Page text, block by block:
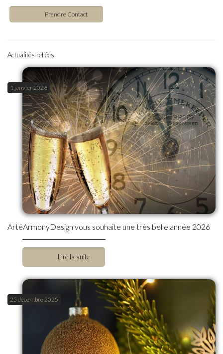
Prendre Contact
Actualités reliées
1 janvier 2026
ArtéArmonyDesign vous souhaite une très belle année 2026
Lire la suite
25 décembre 2025